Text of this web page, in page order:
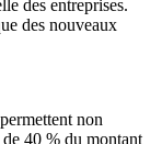
des entreprises.
des nouveaux
non
40 % du montant